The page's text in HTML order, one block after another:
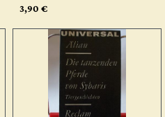
3,90 €